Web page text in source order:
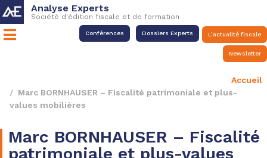
Analyse Experts
Société d'édition fiscale et de formation
Conférences Dossiers Experts L’actualité fiscale
Newsletter
Accueil
Marc BORNHAUSER – Fiscalité patrimoniale et plus-
values mobilières
Marc BORNHAUSER – Fiscalité
patrimoniale et plus-values